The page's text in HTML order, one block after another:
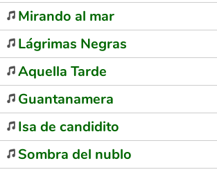
Mirando al mar
Lágrimas Negras
Aquella Tarde
Guantanamera
Isa de candidito
Sombra del nublo